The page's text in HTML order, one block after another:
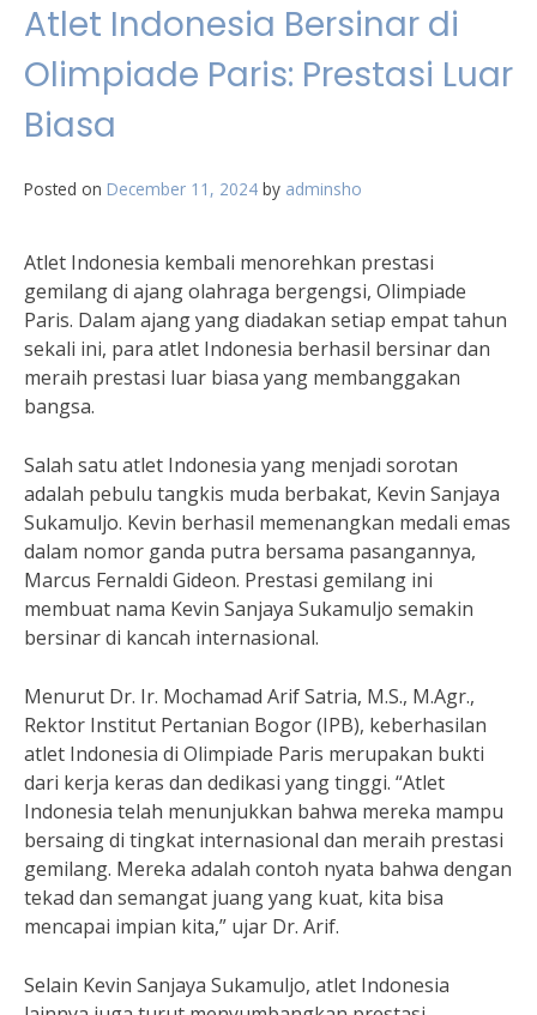
Atlet Indonesia Bersinar di
Olimpiade Paris: Prestasi Luar
Biasa
Posted on December 11, 2024 by adminsho
Atlet Indonesia kembali menorehkan prestasi
gemilang di ajang olahraga bergengsi, Olimpiade
Paris. Dalam ajang yang diadakan setiap empat tahun
sekali ini, para atlet Indonesia berhasil bersinar dan
meraih prestasi luar biasa yang membanggakan
bangsa.
Salah satu atlet Indonesia yang menjadi sorotan
adalah pebulu tangkis muda berbakat, Kevin Sanjaya
Sukamuljo. Kevin berhasil memenangkan medali emas
dalam nomor ganda putra bersama pasangannya,
Marcus Fernaldi Gideon. Prestasi gemilang ini
membuat nama Kevin Sanjaya Sukamuljo semakin
bersinar di kancah internasional.
Menurut Dr. Ir. Mochamad Arif Satria, M.S., M.Agr.,
Rektor Institut Pertanian Bogor (IPB), keberhasilan
atlet Indonesia di Olimpiade Paris merupakan bukti
dari kerja keras dan dedikasi yang tinggi. “Atlet
Indonesia telah menunjukkan bahwa mereka mampu
bersaing di tingkat internasional dan meraih prestasi
gemilang. Mereka adalah contoh nyata bahwa dengan
tekad dan semangat juang yang kuat, kita bisa
mencapai impian kita,” ujar Dr. Arif.
Selain Kevin Sanjaya Sukamuljo, atlet Indonesia